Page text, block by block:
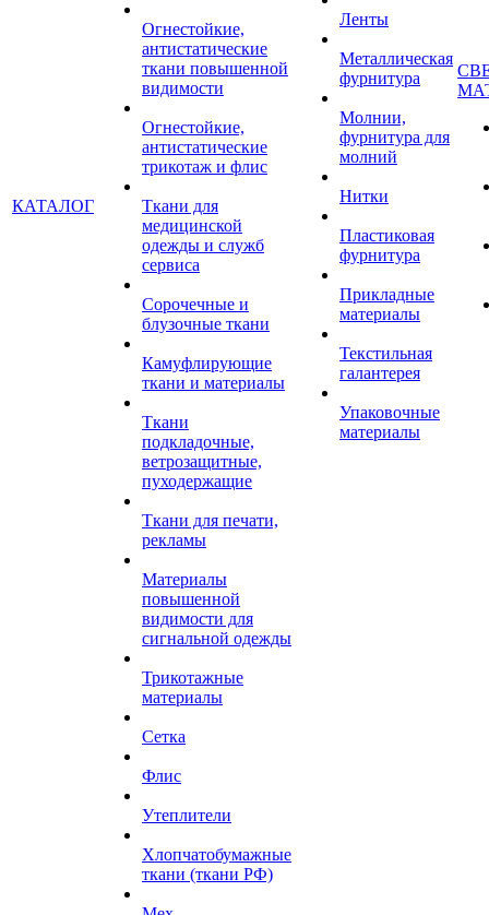
КАТАЛОГ
Огнестойкие,
антистатические
ткани повышенной
видимости
Огнестойкие,
антистатические
трикотаж и флис
Ткани для
медицинской
одежды и служб
сервиса
Сорочечные и
блузочные ткани
Камуфлирующие
ткани и материалы
Ткани
подкладочные,
ветрозащитные,
пуходержащие
Ткани для печати,
рекламы
Материалы
повышенной
видимости для
сигнальной одежды
Трикотажные
материалы
Сетка
Флис
Утеплители
Хлопчатобумажные
ткани (ткани РФ)
Ленты
Металлическая
фурнитура
Молнии,
фурнитура для
молний
Нитки
Пластиковая
фурнитура
Прикладные
материалы
Текстильная
галантерея
Упаковочные
материалы